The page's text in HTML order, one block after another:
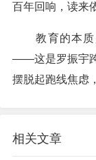
百年回响，读来
教育的本质
——这是罗振宇跨
摆脱起跑线焦虑
相关文章